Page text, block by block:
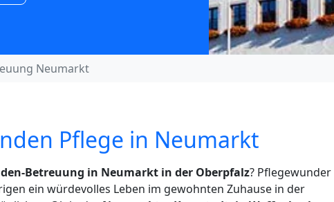
Neumarkt
Pflege in Neumarkt
Betreuung in Neumarkt in der Oberpfalz? Pflegewunder
ein würdevolles Leben im gewohnten Zuhause in der